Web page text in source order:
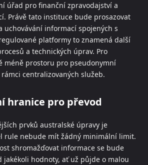
úřad pro finanční zpravodajství a
Právě tato instituce bude prosazovat
uchovávání informací spojených s
platformy to znamená další
a technických úprav. Pro
méně prostoru pro pseudonymní
centralizovaných služeb.
hranice pro převod
prvků australské úpravy je
rule nebude mít žádný minimální limit.
shromažďovat informace se bude
jakékoli hodnoty, ať už půjde o malou